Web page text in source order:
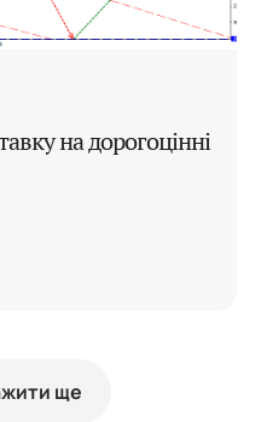
на дорогоцінні
ще